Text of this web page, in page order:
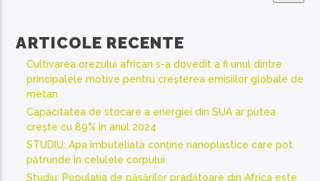
ARTICOLE RECENTE
Cultivarea orezului african s-a dovedit a fi unul dintre
principalele motive pentru creșterea emisiilor globale de
metan
Capacitatea de stocare a energiei din SUA ar putea
crește cu 89% în anul 2024
STUDIU: Apa îmbuteliată conține nanoplastice care pot
pătrunde în celulele corpului
Studiu: Populația de păsărilor pradătoare din Africa este